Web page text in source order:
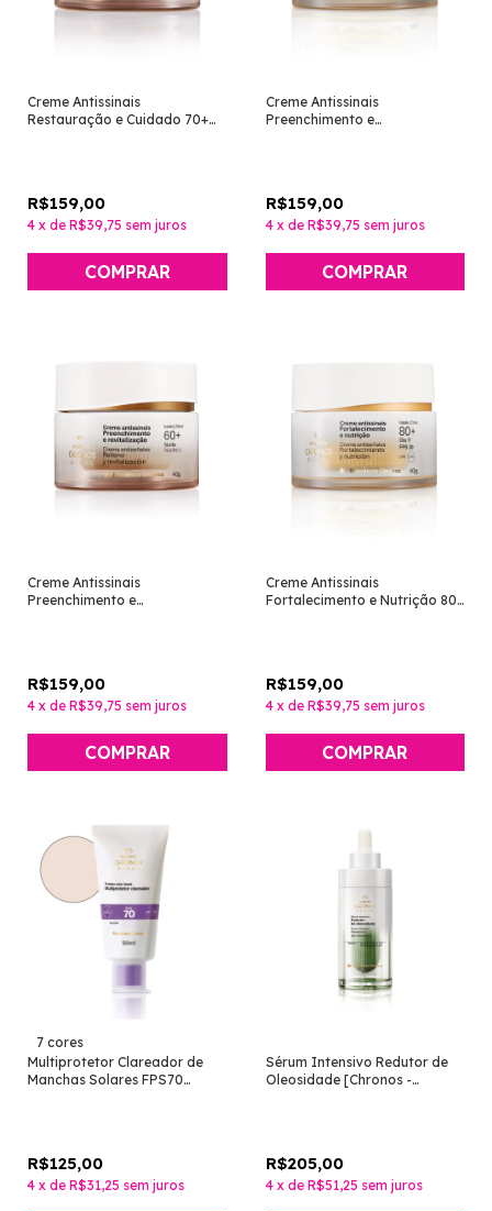
Creme Antissinais
Restauração e Cuidado 70+
R$159,00
4 x de R$39,75 sem juros
Creme Antissinais
Preenchimento e
R$159,00
4 x de R$39,75 sem juros
Creme Antissinais
Preenchimento e
R$159,00
4 x de R$39,75 sem juros
Creme Antissinais
Fortalecimento e Nutrição 80+
R$159,00
4 x de R$39,75 sem juros
7 cores
Multiprotetor Clareador de
Manchas Solares FPS70
R$125,00
4 x de R$31,25 sem juros
Sérum Intensivo Redutor de
Oleosidade [Chronos -
R$205,00
4 x de R$51,25 sem juros